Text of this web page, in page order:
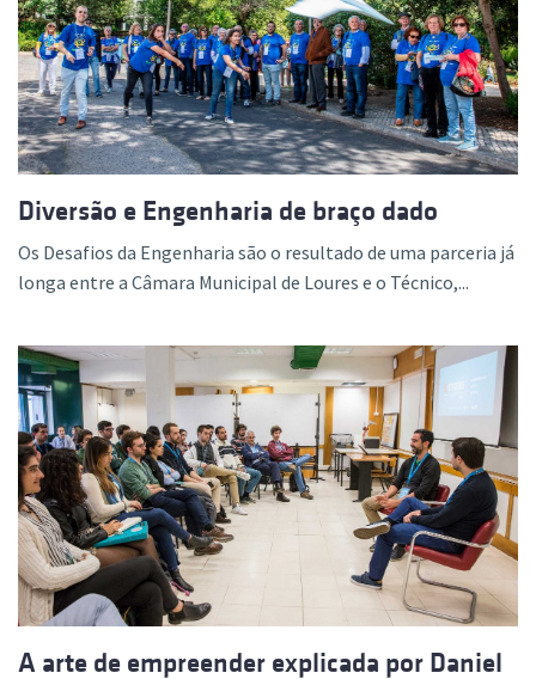
Diversão e Engenharia de braço dado
Os Desafios da Engenharia são o resultado de uma parceria já
longa entre a Câmara Municipal de Loures e o Técnico,...
A arte de empreender explicada por Daniel